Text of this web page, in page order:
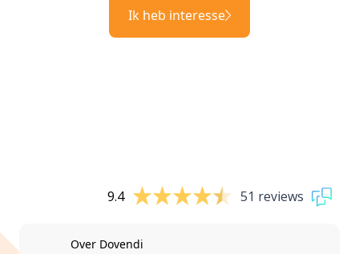
Ik heb interesse
9.4 51 reviews
Over Dovendi